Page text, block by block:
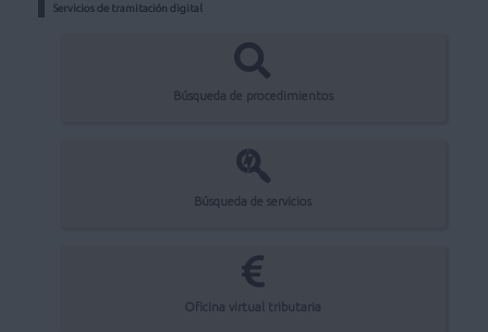
INFORMACIÓN MUNICIPAL
Servicios de tramitación digital
Búsqueda de procedimientos
Búsqueda de servicios
Oficina virtual tributaria